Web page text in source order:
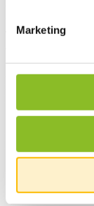
Marketing
Weiters haben
Team der
All diese
neben dem
Bewegung,
Stiegholzer vom
Kindern im
flechten“, so
Frühjahr noch ein
und Magerwiesen
„Gigagampfa“